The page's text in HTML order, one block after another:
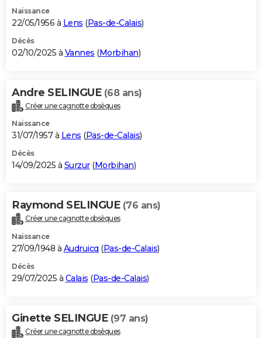
Naissance
22/05/1956 à Lens (Pas-de-Calais)
Décès
02/10/2025 à Vannes (Morbihan)
Andre SELINGUE (68 ans)
Créer une cagnotte obsèques
Naissance
31/07/1957 à Lens (Pas-de-Calais)
Décès
14/09/2025 à Surzur(Morbihan)
Raymond SELINGUE (76 ans)
Créer une cagnotte obsèques
Naissance
27/09/1948 à Audruicq (Pas-de-Calais)
Décès
29/07/2025 à Calais (Pas-de-Calais)
Ginette SELINGUE (97 ans)
Créer une cagnotte obsèques